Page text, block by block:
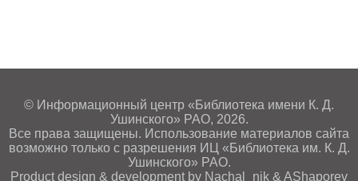
© Информационный центр «Библиотека имени К. Д.
Ушинского» РАО, 2026.
Все права защищены. Использование материалов сайта
возможно только с разрешения ИЦ «Библиотека им. К. Д.
Ушинского» РАО.
Product design & development by Nachal_nik & AShaporev